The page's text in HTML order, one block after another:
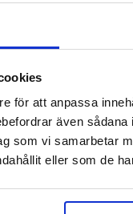
för att anpassa
även
som vi samarbetar
eller som de
Enhet:
st